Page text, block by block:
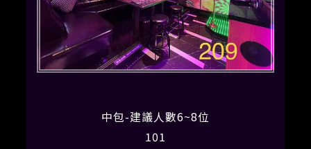
中包-建議人數6~8位
101